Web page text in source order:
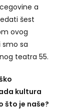
a
šest
ovog
smo sa
teatra 55.
kultura
što je naše?